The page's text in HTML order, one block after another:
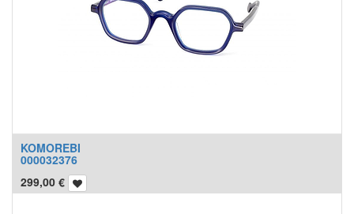
KOMOREBI
000032376
299,00 €